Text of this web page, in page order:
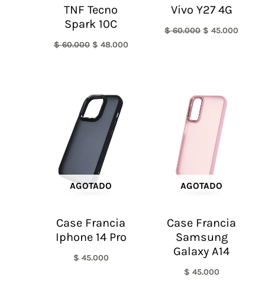
TNF Tecno
Spark 10C
$60.000 $ 48.000
Vivo Y27 4G
$60.000 $ 45.000
AGOTADO
Case Francia
Iphone 14 Pro
$ 45.000
AGOTADO
Case Francia
Samsung
Galaxy A14
$ 45.000